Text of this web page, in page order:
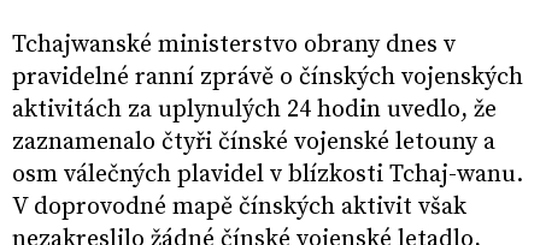
Tchajwanské ministerstvo obrany dnes v
pravidelné ranní zprávě o čínských vojenských
aktivitách za uplynulých 24 hodin uvedlo, že
zaznamenalo čtyři čínské vojenské letouny a
osm válečných plavidel v blízkosti Tchaj-wanu.
V doprovodné mapě čínských aktivit však